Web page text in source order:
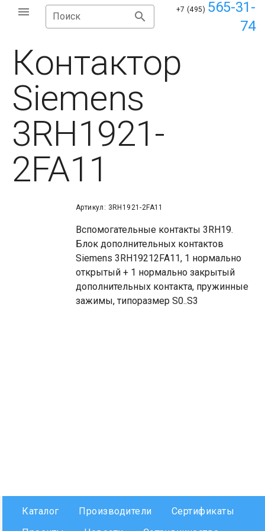
Поиск
+7 (495) 565-31-
74
Контактор
Siemens
3RH1921-
2FA11
Артикул: 3RH1921-2FA11
Вспомогательные контакты 3RH19.
Блок дополнительных контактов
Siemens 3RH19212FA11, 1 нормально
открытый + 1 нормально закрытый
дополнительных контакта, пружинные
зажимы, типоразмер S0..S3
Каталог Производители
Сертификаты